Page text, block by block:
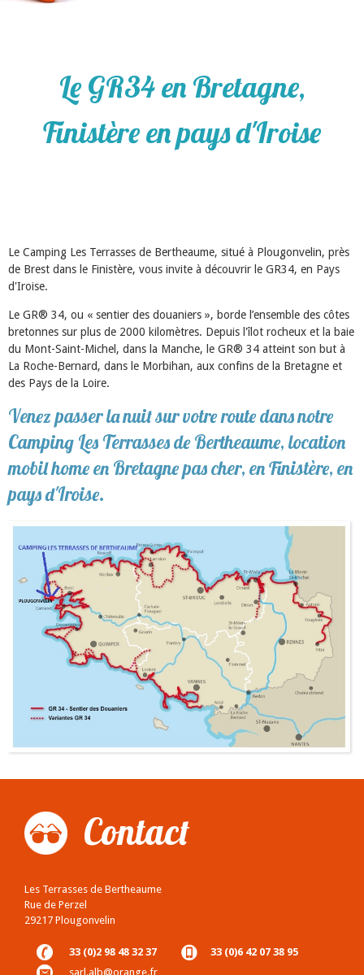
Le GR34 en Bretagne,
Finistère en pays d'Iroise
Le Camping Les Terrasses de Bertheaume, situé à Plougonvelin, près
de Brest dans le Finistère, vous invite à découvrir le GR34, en Pays
d'Iroise.
Le GR® 34, ou « sentier des douaniers », borde l’ensemble des côtes
bretonnes sur plus de 2000 kilomètres. Depuis l'îlot rocheux et la baie
du Mont-Saint-Michel, dans la Manche, le GR® 34 atteint son but à
La Roche-Bernard, dans le Morbihan, aux confins de la Bretagne et
des Pays de la Loire.
Venez passer la nuit sur votre route dans notre
Camping Les Terrasses de Bertheaume, location
mobil home en Bretagne pas cher, en Finistère, en
pays d'Iroise.
Contact
Les Terrasses de Bertheaume
Rue de Perzel
29217 Plougonvelin
33 (0)2 98 48 32 37
33 (0)6 42 07 38 95
sarl.alb@orange.fr